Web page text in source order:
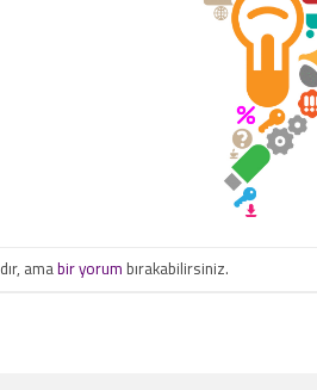
amabir yorum bırakabilirsiniz.